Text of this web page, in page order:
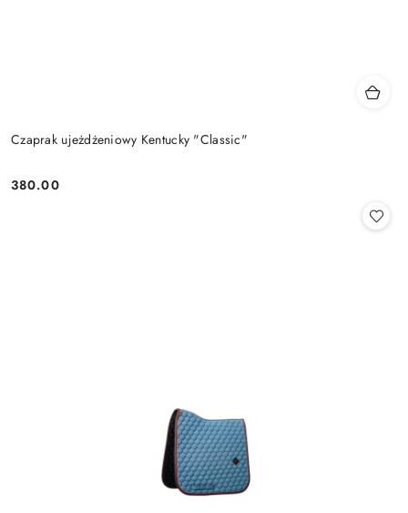
Czaprak ujeżdżeniowy Kentucky "Classic"
Cena:
380.00